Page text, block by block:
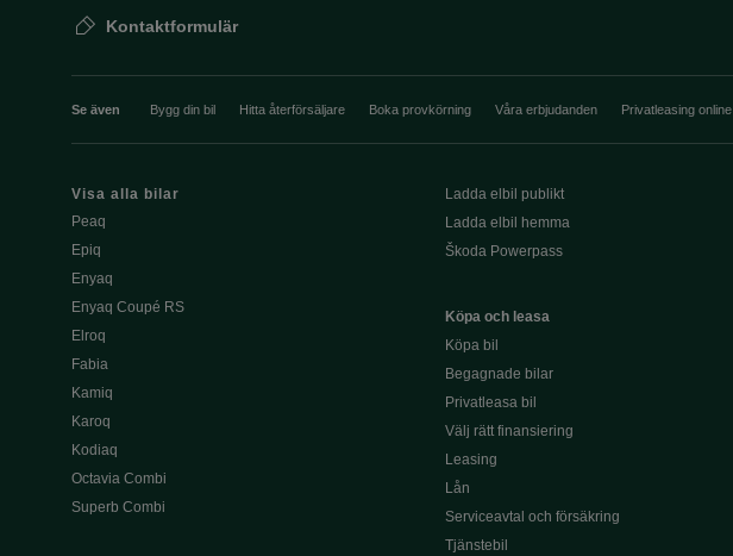
Kontaktformulär
Se även Bygg din bil Hitta återförsäljare Boka provkörning Våra erbjudanden Privatleasing online
Visa alla bilar
Peaq
Epiq
Enyaq
Enyaq Coupé RS
Elroq
Fabia
Kamiq
Karoq
Kodiaq
Octavia Combi
Superb Combi
Ladda elbil publikt
Ladda elbil hemma
Škoda Powerpass
Köpa och leasa
Köpa bil
Begagnade bilar
Privatleasa bil
Välj rätt finansiering
Leasing
Lån
Serviceavtal och försäkring
Tjänstebil